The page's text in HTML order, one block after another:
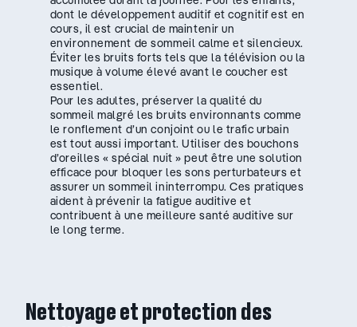
dont le développement auditif et cognitif est en
cours, il est crucial de maintenir un
environnement de sommeil calme et silencieux.
Éviter les bruits forts tels que la télévision ou la
musique à volume élevé avant le coucher est
essentiel.
Pour les adultes, préserver la qualité du
sommeil malgré les bruits environnants comme
le ronflement d’un conjoint ou le trafic urbain
est tout aussi important. Utiliser des bouchons
d’oreilles « spécial nuit » peut être une solution
efficace pour bloquer les sons perturbateurs et
assurer un sommeil ininterrompu. Ces pratiques
aident à prévenir la fatigue auditive et
contribuent à une meilleure santé auditive sur
le long terme.
Nettoyage et protection des